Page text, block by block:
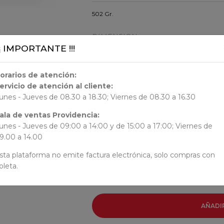
502 Gr.
DIMENSION
24x17.2x1.6
ORIGEN
AUTORES
IMPORTANTE !!!
de atención:
de atención al cliente:
- Jueves de 08.30 a 18.30; Viernes de 08.30 a 16.30
de ventas Providencia:
- Jueves de 09:00 a 14:00 y de 15:00 a 17:00; Viernes de
a 14.00
plataforma no emite factura electrónica, solo compras con